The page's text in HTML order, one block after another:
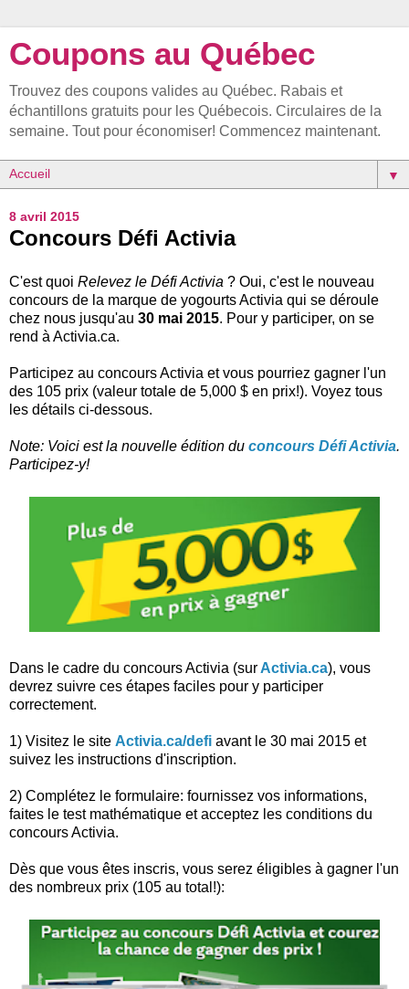
Coupons au Québec
Trouvez des coupons valides au Québec. Rabais et
échantillons gratuits pour les Québecois. Circulaires de la
semaine. Tout pour économiser! Commencez maintenant.
▼
8 avril 2015
Concours Défi Activia
C'est quoi Relevez le Défi Activia ? Oui, c'est le nouveau
concours de la marque de yogourts Activia qui se déroule
chez nous jusqu'au 30 mai 2015. Pour y participer, on se
rend à Activia.ca.
Participez au concours Activia et vous pourriez gagner l'un
des 105 prix (valeur totale de 5,000 $ en prix!). Voyez tous
les détails ci-dessous.
Note: Voici est la nouvelle édition du concours Défi Activia.
Participez-y!
Dans le cadre du concours Activia (sur Activia.ca), vous
devrez suivre ces étapes faciles pour y participer
correctement.
1) Visitez le site Activia.ca/defi avant le 30 mai 2015 et
suivez les instructions d'inscription.
2) Complétez le formulaire: fournissez vos informations,
faites le test mathématique et acceptez les conditions du
concours Activia.
Dès que vous êtes inscris, vous serez éligibles à gagner l'un
des nombreux prix (105 au total!):